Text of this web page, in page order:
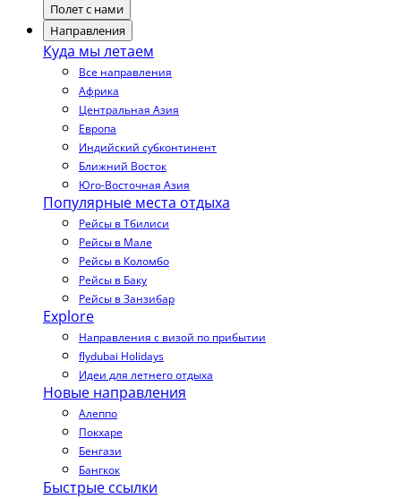
Полет с нами
Направления
Куда мы летаем
Все направления
Африка
Центральная Азия
Европа
Индийский субконтинент
Ближний Восток
Юго-Восточная Азия
Популярные места отдыха
Рейсы в Тбилиси
Рейсы в Мале
Рейсы в Коломбо
Рейсы в Баку
Рейсы в Занзибар
Explore
Направления с визой по прибытии
flydubai Holidays
Идеи для летнего отдыха
Новые направления
Алеппо
Покхаре
Бенгази
Бангкок
Быстрые ссылки